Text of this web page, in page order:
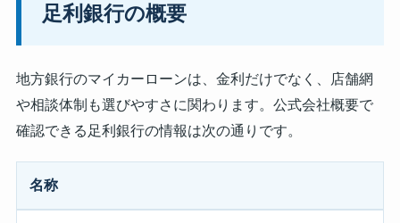
足利銀行の概要
地方銀行のマイカーローンは、金利だけでなく、店舗網
や相談体制も選びやすさに関わります。公式会社概要で
確認できる足利銀行の情報は次の通りです。
名称